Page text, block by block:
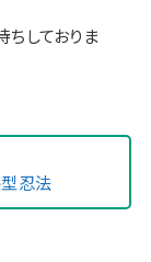
ちしておりま
型忍法